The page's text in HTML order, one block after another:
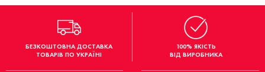
БЕЗКОШТОВНА ДОСТАВКА
ТОВАРІВ ПО УКРАЇНІ
100% ЯКІСТЬ
ВІД ВИРОБНИКА